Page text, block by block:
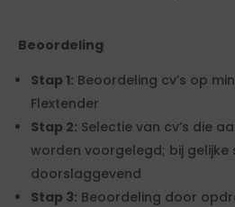
Beoordeling
Stap 1: Beoordeling cv’s op
Flextender
Stap 2: Selectie van cv’s die
worden voorgelegd; bij gelijke
doorslaggevend
Stap 3: Beoordeling door